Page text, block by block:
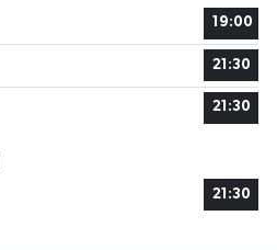
19:00
21:30
21:30
21:30